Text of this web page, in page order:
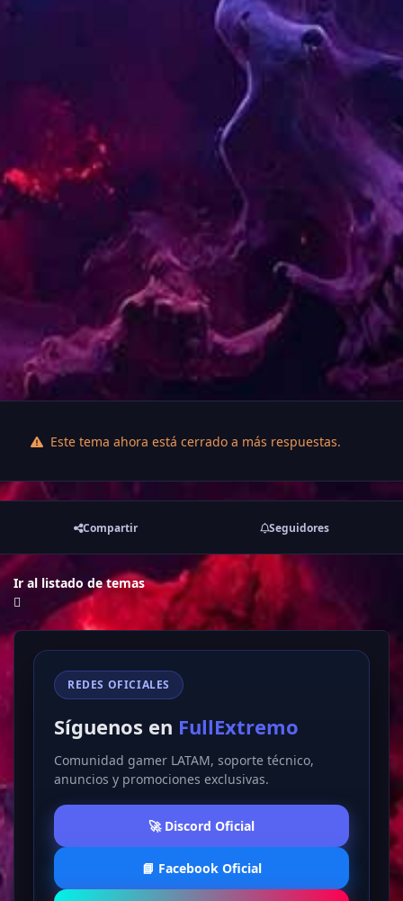
Este tema ahora está cerrado a más respuestas.
Compartir Seguidores
Ir al listado de temas
REDES OFICIALES
Síguenos en FullExtremo
Comunidad gamer LATAM, soporte técnico,
anuncios y promociones exclusivas.
🚀 Discord Oficial
📘 Facebook Oficial